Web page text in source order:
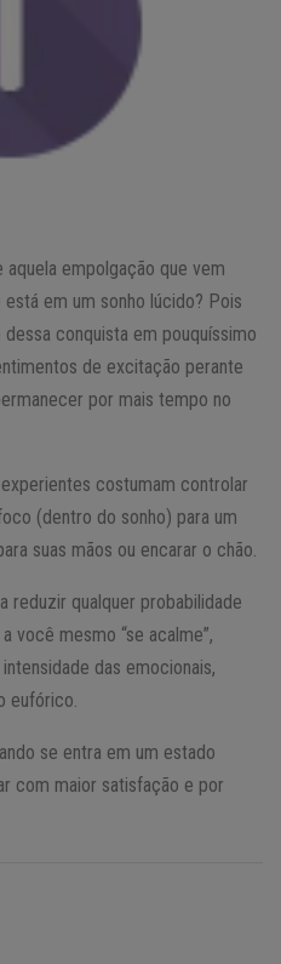
aquela empolgação que vem
em um sonho lúcido? Pois
conquista em pouquíssimo
de excitação perante
por mais tempo no
costumam controlar
(dentro do sonho) para um
suas mãos ou encarar o chão.
reduzir qualquer probabilidade
você mesmo “se acalme”,
das emocionais,
eufórico.
se entra em um estado
com maior satisfação e por